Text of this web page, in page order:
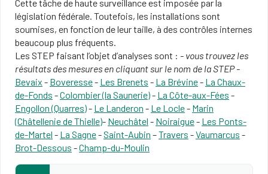
Cette tâche de haute surveillance est imposée par la
législation fédérale. Toutefois, les installations sont
soumises, en fonction de leur taille, à des contrôles internes
beaucoup plus fréquents.
Les STEP faisant l’objet d’analyses sont : - vous trouvez les
résultats des mesures en cliquant sur le nom de la STEP -
Bevaix - Boveresse- Les Brenets - La Brévine- La Chaux-
de-Fonds -Colombier (la Saunerie)- La Côte-aux-Fées -
Engollon (Quarres)- Le Landeron - Le Locle- Marin
(Châtellenie de Thielle)- Neuchâtel - Noiraigue- Les Ponts-
de-Martel - La Sagne-Saint-Aubin –Travers -Vaumarcus -
Brot-Dessous -Champ-du-Moulin